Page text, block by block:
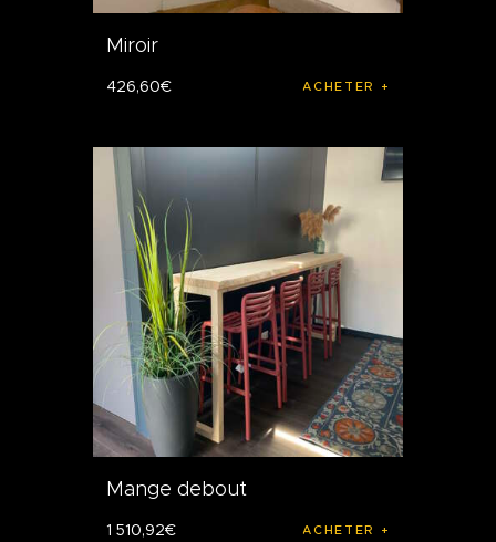
Miroir
426,60€ ACHETER
Mange debout
1 510,92€ ACHETER